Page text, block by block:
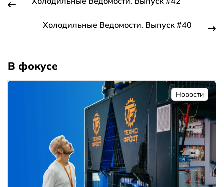
Холодильные Ведомости. Выпуск #40
В фокусе
Новости